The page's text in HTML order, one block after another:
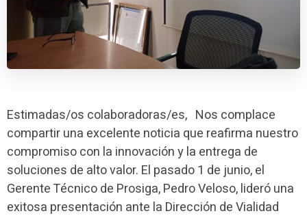
Estimadas/os colaboradoras/es, Nos complace
compartir una excelente noticia que reafirma nuestro
compromiso con la innovación y la entrega de
soluciones de alto valor. El pasado 1 de junio, el
Gerente Técnico de Prosiga, Pedro Veloso, lideró una
exitosa presentación ante la Dirección de Vialidad